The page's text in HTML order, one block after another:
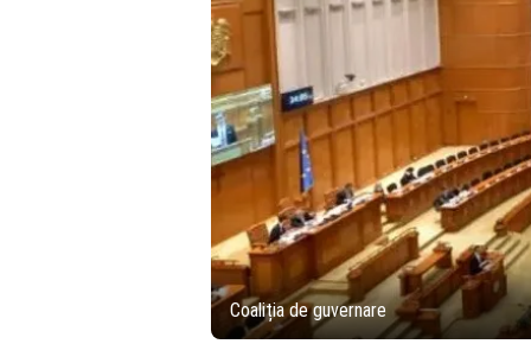
Coaliția de guvernare